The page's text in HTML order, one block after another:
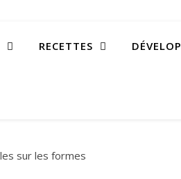
RECETTES